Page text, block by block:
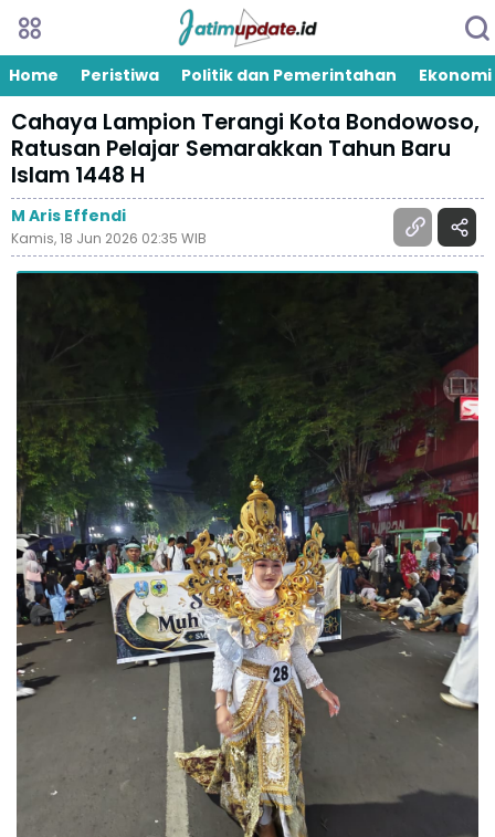
Home Peristiwa Politik dan Pemerintahan Ekonomi
Cahaya Lampion Terangi Kota Bondowoso,
Ratusan Pelajar Semarakkan Tahun Baru
Islam 1448 H
M Aris Effendi
Kamis, 18 Jun 2026 02:35 WIB